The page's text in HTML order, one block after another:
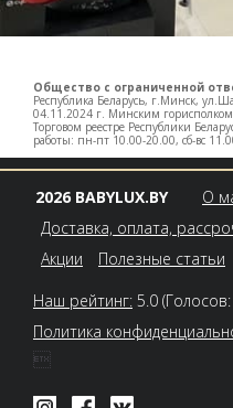
Общество с ограниченной
Республика Беларусь, г.Минск,
04.11.2024 г. Минским
Торговом реестре Республики
работы: пн-пт 10.00-20.00, сб-вс
2026 BABYLUX.BY
О
Доставка, оплата,
Акции
Полезные статьи
Наш рейтинг: 5.0
Политика
